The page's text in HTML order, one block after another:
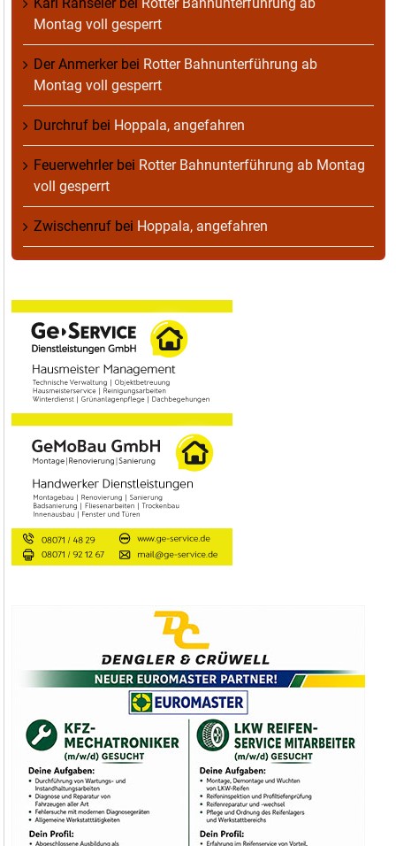
Karl Ranseierbei Rotter Bahnunterführung ab
Montag voll gesperrt
Der Anmerkerbei Rotter Bahnunterführung ab
Montag voll gesperrt
Durchruf bei Hoppala, angefahren
Feuerwehrlerbei Rotter Bahnunterführung ab Montag
voll gesperrt
Zwischenruf bei Hoppala, angefahren